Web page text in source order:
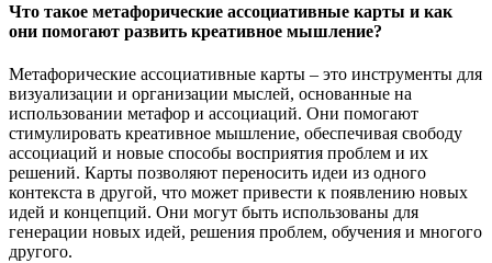
Что такое метафорические ассоциативные карты и как
они помогают развить креативное мышление?
Метафорические ассоциативные карты – это инструменты для
визуализации и организации мыслей, основанные на
использовании метафор и ассоциаций. Они помогают
стимулировать креативное мышление, обеспечивая свободу
ассоциаций и новые способы восприятия проблем и их
решений. Карты позволяют переносить идеи из одного
контекста в другой, что может привести к появлению новых
идей и концепций. Они могут быть использованы для
генерации новых идей, решения проблем, обучения и многого
другого.